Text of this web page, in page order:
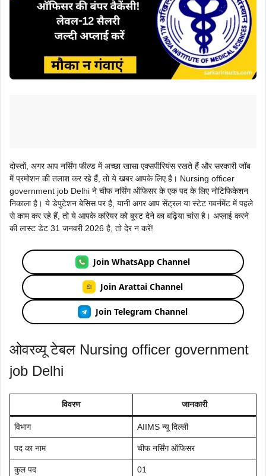
दोस्तों, अगर आप नर्सिंग फील्ड में अच्छा खासा एक्सपीरियंस रखते हैं और सरकारी जॉब
में प्रमोशन की तलाश कर रहे हैं, तो ये खबर आपके लिए है। Nursing officer
government job Delhi ने चीफ नर्सिंग ऑफिसर के एक पद के लिए नोटिफिकेशन
निकाला है। ये डेपुटेशन बेसिस पर है, यानी अगर आप सेंट्रल या स्टेट गवर्नमेंट में पहले
से काम कर रहे हैं, तो ये आपके करियर को बूस्ट देने का बढ़िया चांस है। अप्लाई करने
की लास्ट डेट 31 जनवरी 2026 है, तो देर न करें!
Join WhatsApp Channel
Join Arattai Channel
Join Telegram Channel
ओवरव्यू टेबल Nursing officer government
job Delhi
विवरण जानकारी
विभाग AIIMS न्यू दिल्ली
पद का नाम चीफ नर्सिंग ऑफिसर
कुल पद 01